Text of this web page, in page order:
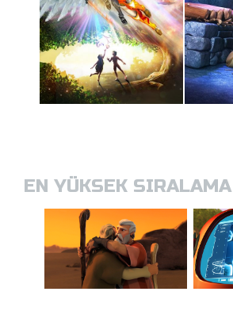
EN YÜKSEK SIRALAMA